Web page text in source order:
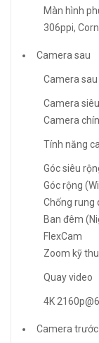
Màn hình
306ppi,
Camera sau
Camera sau
Camera
Camera
Tính năng
Góc siêu
Góc rộng
Chống rung
Ban đêm
FlexCam
Zoom kỹ
Quay video
4K
Camera trước